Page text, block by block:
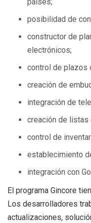
posibilidad de
constructor de
electrónicos;
control de plazos
creación de
integración de
creación de listas
control de
establecimiento
integración con
El programa Gincore
Los desarrolladores
actualizaciones,